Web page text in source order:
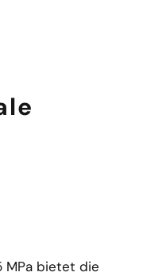
MPa bietet die